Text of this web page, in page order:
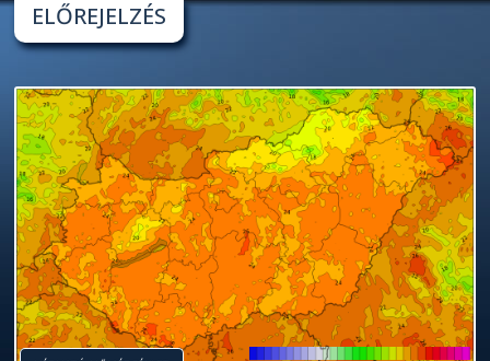
ELŐREJELZÉS